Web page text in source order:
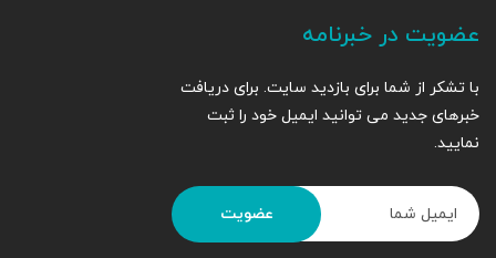
عضویت در خبرنامه
با تشکر از شما برای بازدید سایت. برای دریافت
خبرهای جدید می توانید ایمیل خود را ثبت
نمایید.